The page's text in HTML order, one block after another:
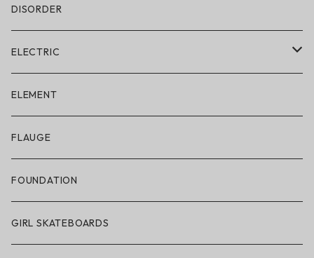
DISORDER
ELECTRIC
ELECTRIC × ON THE ROAM
アパレル
帽子
サングラス
ELEMENT
FLAUGE
FOUNDATION
GIRL SKATEBOARDS